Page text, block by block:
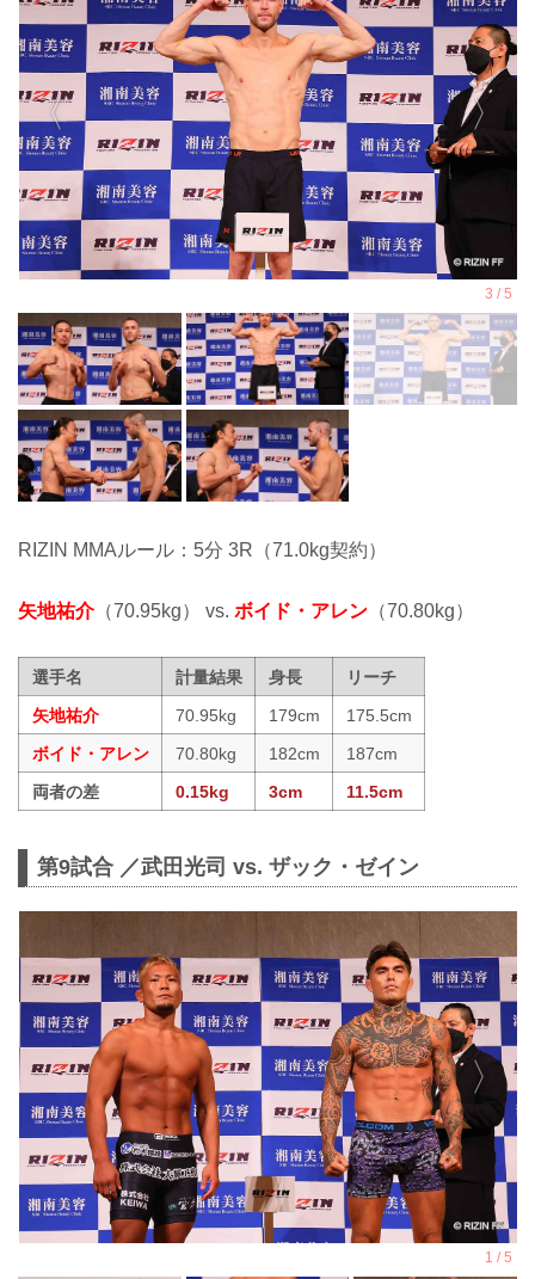
RIZIN MMAルール：5分 3R（71.0kg契約）
矢地祐介（70.95kg） vs. ボイド・アレン （70.80kg）
選手名 計量結果 身長
リーチ
矢地祐介
70.95kg 179cm
175.5cm
ボイド・アレン
70.80kg 182cm
187cm
両者の差
0.15kg 3cm 11.5cm
第9試合 ／武田光司 vs. ザック・ゼイン